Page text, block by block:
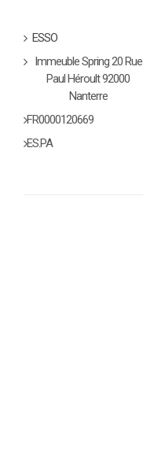
ESSO
Immeuble Spring 20 Rue
Paul Héroult 92000
Nanterre
FR0000120669
ES.PA